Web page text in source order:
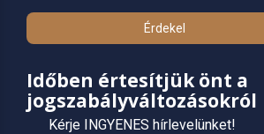
Érdekel
Időben értesítjük önt a
jogszabályváltozásokról
Kérje INGYENES hírlevelünket!